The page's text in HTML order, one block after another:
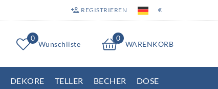
REGISTRIEREN €
0
Wunschliste
0
WARENKORB
DEKORE TELLER BECHER DOSE